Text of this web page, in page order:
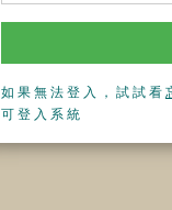
如果無法登入，試試看
可登入系統